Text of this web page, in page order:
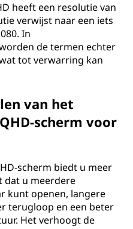
heeft een resolutie van
verwijst naar een iets
In
de termen echter
tot verwarring kan
van het
scherm voor
scherm biedt u meer
dat u meerdere
kunt openen, langere
terugloop en een beter
Het verhoogt de